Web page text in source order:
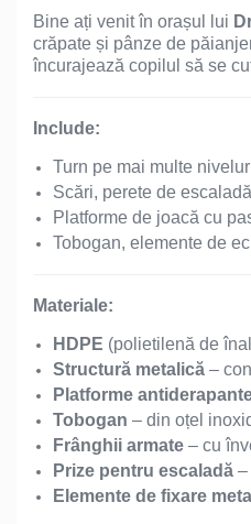
Echipamente de Joacă
Leagăne de exterior
Balansoare
Figurine pe arc
Tobogane pentru copii
Nisipiere pentru copii
Căsuțe de joacă
Bine ați venit în orașul lui
crăpate și pânze de
încurajează copilul să se
Include:
Turn pe mai multe
Scări, perete de
Platforme de joacă cu
Tobogan, elemente de
Materiale:
HDPE (polietilenă de
Structură metalică –
Platforme
Tobogan – din oțel
Frânghii armate – cu
Prize pentru escaladă –
Elemente de fixare